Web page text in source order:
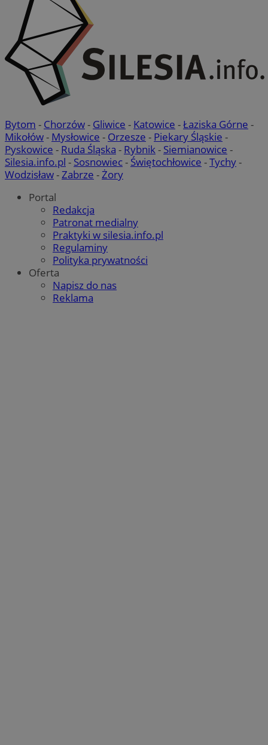
Bytom - Chorzów- Gliwice - Katowice -Łaziska Górne -
Mikołów- Mysłowice - Orzesze - Piekary Śląskie -
Pyskowice - Ruda Śląska - Rybnik- Siemianowice -
Silesia.info.pl - Sosnowiec- Świętochłowice -Tychy-
Wodzisław-Zabrze -Żory
Portal
Redakcja
Patronat medialny
Praktyki w silesia.info.pl
Regulaminy
Polityka prywatności
Oferta
Napisz do nas
Reklama